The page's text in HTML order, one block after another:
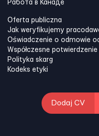
Работа в Канадe
Oferta publiczna
Jak weryfikujemy
Oświadczenie o odmowie
Współczesne
Polityka skarg
Kodeks etyki
Dodaj CV